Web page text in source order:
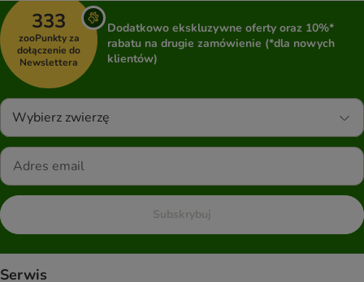
333
zooPunkty za
dołączenie do
Newslettera
Dodatkowo ekskluzywne oferty oraz 10%*
rabatu na drugie zamówienie (*dla nowych
klientów)
Wybierz zwierzę
Subskrybuj
Serwis